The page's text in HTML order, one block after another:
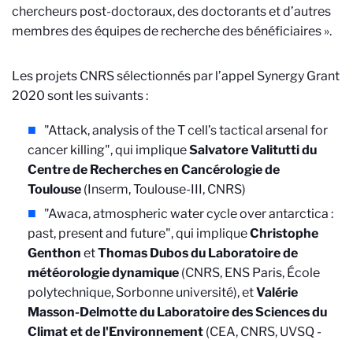
chercheurs post-doctoraux, des doctorants et d’autres
membres des équipes de recherche des bénéficiaires ».
Les projets CNRS sélectionnés par l’appel Synergy Grant
2020 sont les suivants :
"Attack, analysis of the T cell’s tactical arsenal for
cancer killing", qui impliqueSalvatore Valitutti du
Centre de Recherches en Cancérologie de
Toulouse (Inserm, Toulouse-III, CNRS)
"Awaca, atmospheric water cycle over antarctica :
past, present and future", qui impliqueChristophe
Genthon etThomas Dubos du Laboratoire de
météorologie dynamique (CNRS, ENS Paris, École
polytechnique, Sorbonne université), etValérie
Masson-Delmotte du Laboratoire des Sciences du
Climat et de l'Environnement (CEA, CNRS, UVSQ -